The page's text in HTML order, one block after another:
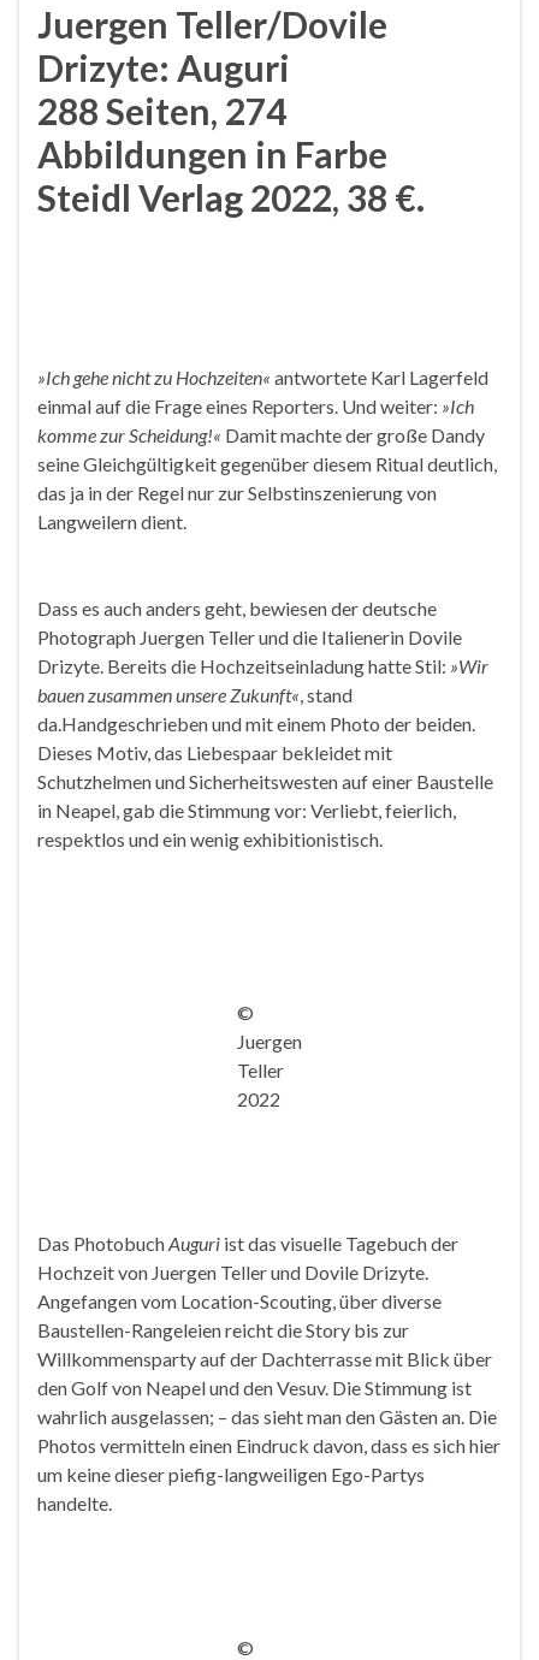
Juergen Teller/Dovile
Drizyte: Auguri
288 Seiten, 274
Abbildungen in Farbe
Steidl Verlag 2022, 38 €.
»Ich gehe nicht zu Hochzeiten« antwortete Karl Lagerfeld
einmal auf die Frage eines Reporters. Und weiter: »Ich
komme zur Scheidung!« Damit machte der große Dandy
seine Gleichgültigkeit gegenüber diesem Ritual deutlich,
das ja in der Regel nur zur Selbstinszenierung von
Langweilern dient.
Dass es auch anders geht, bewiesen der deutsche
Photograph Juergen Teller und die Italienerin Dovile
Drizyte. Bereits die Hochzeitseinladung hatte Stil: »Wir
bauen zusammen unsere Zukunft«, stand
da.Handgeschrieben und mit einem Photo der beiden.
Dieses Motiv, das Liebespaar bekleidet mit
Schutzhelmen und Sicherheitswesten auf einer Baustelle
in Neapel, gab die Stimmung vor: Verliebt, feierlich,
respektlos und ein wenig exhibitionistisch.
©
Juergen
Teller
2022
Das PhotobuchAuguri ist das visuelle Tagebuch der
Hochzeit von Juergen Teller und Dovile Drizyte.
Angefangen vom Location-Scouting, über diverse
Baustellen-Rangeleien reicht die Story bis zur
Willkommensparty auf der Dachterrasse mit Blick über
den Golf von Neapel und den Vesuv. Die Stimmung ist
wahrlich ausgelassen; – das sieht man den Gästen an. Die
Photos vermitteln einen Eindruck davon, dass es sich hier
um keine dieser piefig-langweiligen Ego-Partys
handelte.
©